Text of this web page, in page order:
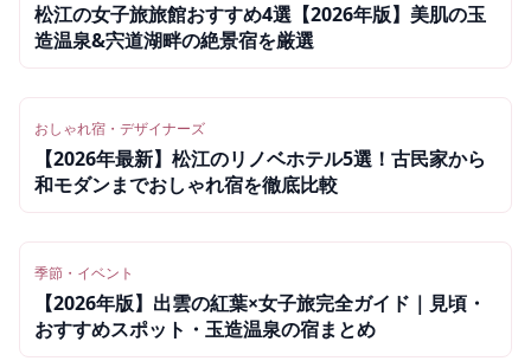
松江の女子旅旅館おすすめ4選【2026年版】美肌の玉
造温泉&宍道湖畔の絶景宿を厳選
おしゃれ宿・デザイナーズ
【2026年最新】松江のリノベホテル5選！古民家から
和モダンまでおしゃれ宿を徹底比較
季節・イベント
【2026年版】出雲の紅葉×女子旅完全ガイド｜見頃・
おすすめスポット・玉造温泉の宿まとめ